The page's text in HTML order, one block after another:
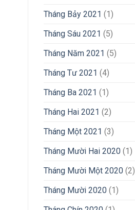
Tháng Bảy 2021 (1)
Tháng Sáu 2021 (5)
Tháng Năm 2021 (5)
Tháng Tư 2021 (4)
Tháng Ba 2021 (1)
Tháng Hai 2021 (2)
Tháng Một 2021 (3)
Tháng Mười Hai 2020(1)
Tháng Mười Một 2020(2)
Tháng Mười 2020(1)